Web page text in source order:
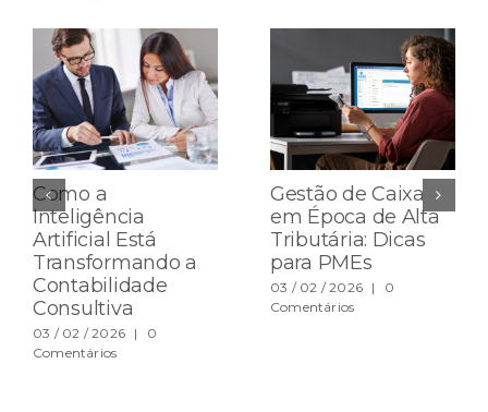
Como a
Inteligência
Artificial Está
Transformando a
Contabilidade
Consultiva
03 / 02 / 2026 |
0
Comentários
Gestão de Caixa
em Época de Alta
Tributária: Dicas
para PMEs
03 / 02 / 2026 |
0
Comentários